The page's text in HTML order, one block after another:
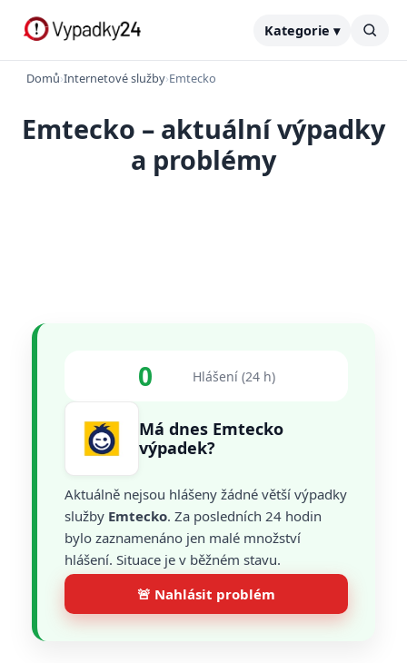
Kategorie ▾
Domů›Internetové služby›Emtecko
Emtecko – aktuální výpadky
a problémy
0 Hlášení (24 h)
Má dnes Emtecko
výpadek?
Aktuálně nejsou hlášeny žádné větší výpadky
služby Emtecko. Za posledních 24 hodin
bylo zaznamenáno jen malé množství
hlášení. Situace je v běžném stavu.
🚨 Nahlásit problém